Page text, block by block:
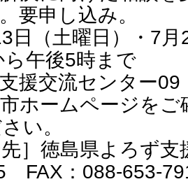
要申し込み。
日（土曜日）・7
午後5時まで
支援交流センター
ホームページをご
い。
先］徳島県よろず
FAX：088-653-